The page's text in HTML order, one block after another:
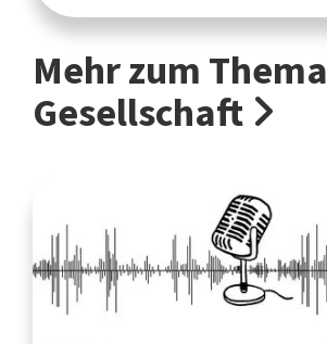
Mehr zum Thema
Gesellschaft